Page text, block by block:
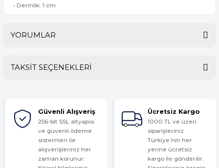
• Derinlik: 1 cm
YORUMLAR
Yorum Yaz
TAKSİT SEÇENEKLERİ
Güvenli Alışveriş
256-bit SSL altyapısı
ve güvenli ödeme
sistemleri ile
alışverişleriniz her
zaman korunur.
Ücretsiz Kargo
1000 TL ve üzeri
siparişleriniz
Türkiye’nin her
yerine ücretsiz
kargo ile gönderilir.